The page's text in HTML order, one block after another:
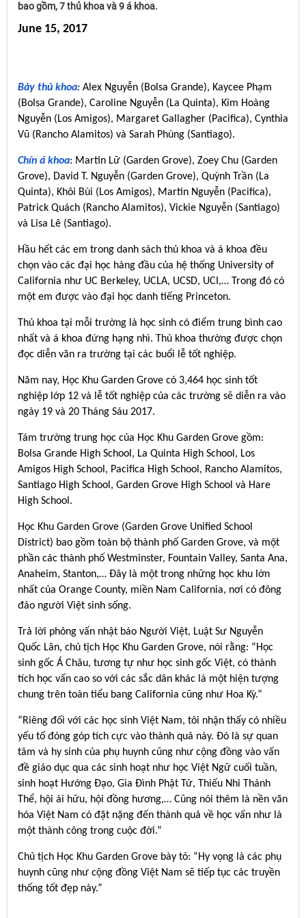
bao gồm, 7 thủ khoa và 9 á khoa.
June 15, 2017
Bảy thủ khoa: Alex Nguyễn (Bolsa Grande), Kaycee Phạm
(Bolsa Grande), Caroline Nguyễn (La Quinta), Kim Hoàng
Nguyễn (Los Amigos), Margaret Gallagher (Pacifica), Cynthia
Vũ (Rancho Alamitos) và Sarah Phùng (Santiago).
Chín á khoa: Martin Lữ (Garden Grove), Zoey Chu (Garden
Grove), David T. Nguyễn (Garden Grove), Quỳnh Trần (La
Quinta), Khôi Bùi (Los Amigos), Martin Nguyễn (Pacifica),
Patrick Quách (Rancho Alamitos), Vickie Nguyễn (Santiago)
và Lisa Lê (Santiago).
Hầu hết các em trong danh sách thủ khoa và á khoa đều
chọn vào các đại học hàng đầu của hệ thống University of
California như UC Berkeley, UCLA, UCSD, UCI,… Trong đó có
một em được vào đại học danh tiếng Princeton.
Thủ khoa tại mỗi trường là học sinh có điểm trung bình cao
nhất và á khoa đứng hạng nhì. Thủ khoa thường được chọn
đọc diễn văn ra trường tại các buổi lễ tốt nghiệp.
Năm nay, Học Khu Garden Grove có 3,464 học sinh tốt
nghiệp lớp 12 và lễ tốt nghiệp của các trường sẽ diễn ra vào
ngày 19 và 20 Tháng Sáu 2017.
Tám trường trung học của Học Khu Garden Grove gồm:
Bolsa Grande High School, La Quinta High School, Los
Amigos High School, Pacifica High School, Rancho Alamitos,
Santiago High School, Garden Grove High School và Hare
High School.
Học Khu Garden Grove (Garden Grove Unified School
District) bao gồm toàn bộ thành phố Garden Grove, và một
phần các thành phố Westminster, Fountain Valley, Santa Ana,
Anaheim, Stanton,… Ðây là một trong những học khu lớn
nhất của Orange County, miền Nam California, nơi có đông
đảo người Việt sinh sống.
Trả lời phỏng vấn nhật báo Người Việt, Luật Sư Nguyễn
Quốc Lân, chủ tịch Học Khu Garden Grove, nói rằng: “Học
sinh gốc Á Châu, tương tự như học sinh gốc Việt, có thành
tích học vấn cao so với các sắc dân khác là một hiện tượng
chung trên toàn tiểu bang California cũng như Hoa Kỳ.”
“Riêng đối với các học sinh Việt Nam, tôi nhận thấy có nhiều
yếu tố đóng góp tích cực vào thành quả này. Ðó là sự quan
tâm và hy sinh của phụ huynh cũng như cộng đồng vào vấn
đề giáo dục qua các sinh hoạt như học Việt Ngữ cuối tuần,
sinh hoạt Hướng Ðạo, Gia Ðình Phật Tử, Thiếu Nhi Thánh
Thể, hội ái hữu, hội đồng hương,… Cũng nói thêm là nền văn
hóa Việt Nam có đặt nặng đến thành quả về học vấn như là
một thành công trong cuộc đời.”
Chủ tịch Học Khu Garden Grove bày tỏ: “Hy vọng là các phụ
huynh cũng như cộng đồng Việt Nam sẽ tiếp tục các truyền
thống tốt đẹp này.”